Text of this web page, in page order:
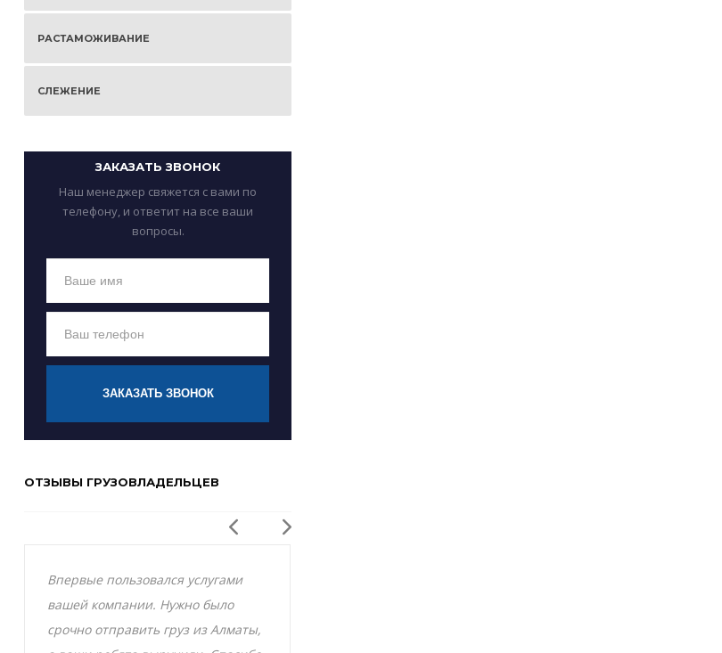
РАСТАМОЖИВАНИЕ
СЛЕЖЕНИЕ
ЗАКАЗАТЬ ЗВОНОК
Наш менеджер свяжется с вами по
телефону, и ответит на все ваши
вопросы.
ЗАКАЗАТЬ ЗВОНОК
ОТЗЫВЫ ГРУЗОВЛАДЕЛЬЦЕВ
Впервые пользовался услугами
вашей компании. Нужно было
срочно отправить груз из Алматы,